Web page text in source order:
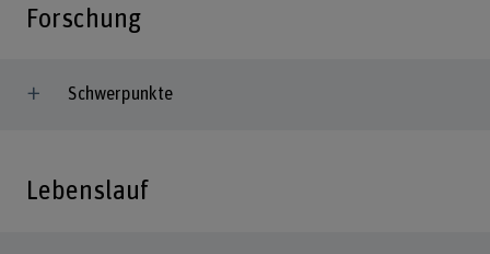
Forschung
Schwerpunkte
Lebenslauf